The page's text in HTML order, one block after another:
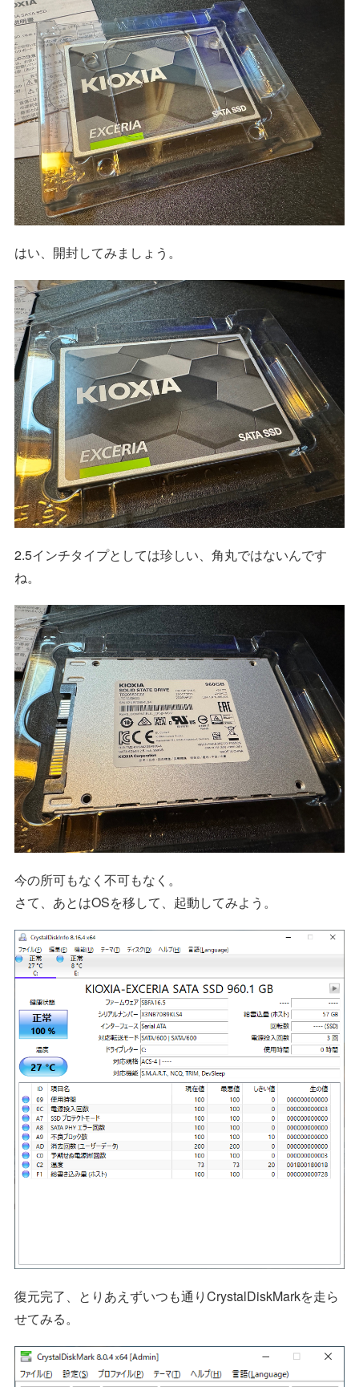
はい、開封してみましょう。
2.5インチタイプとしては珍しい、角丸ではないんです
ね。
今の所可もなく不可もなく。
さて、あとはOSを移して、起動してみよう。
復元完了、とりあえずいつも通りCrystalDiskMarkを走ら
せてみる。